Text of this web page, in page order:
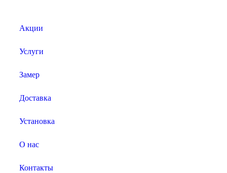
Акции
Услуги
Замер
Доставка
Установка
О нас
Контакты